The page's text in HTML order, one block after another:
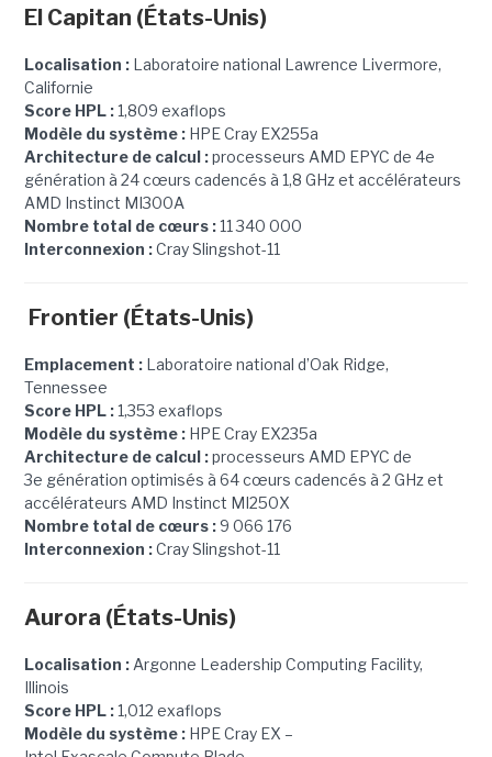
El Capitan (États-Unis)
Localisation :Laboratoire national Lawrence Livermore,
Californie
Score HPL :1,809 exaflops
Modèle du système :HPE Cray EX255a
Architecture de calcul :processeurs AMD EPYC de 4e
génération à 24 cœurs cadencés à 1,8 GHz et accélérateurs
AMD Instinct MI300A
Nombre total de cœurs :11 340 000
Interconnexion :Cray Slingshot-11
Frontier (États-Unis)
Emplacement :Laboratoire national d’Oak Ridge,
Tennessee
Score HPL :1,353 exaflops
Modèle du système :HPE Cray EX235a
Architecture de calcul :processeurs AMD EPYC de
3e génération optimisés à 64 cœurs cadencés à 2 GHz et
accélérateurs AMD Instinct MI250X
Nombre total de cœurs :9 066 176
Interconnexion :Cray Slingshot-11
Aurora (États-Unis)
Localisation :Argonne Leadership Computing Facility,
Illinois
Score HPL :1,012 exaflops
Modèle du système :HPE Cray EX –